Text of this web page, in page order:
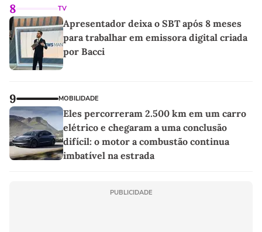
8 TV
Apresentador deixa o SBT após 8 meses
para trabalhar em emissora digital criada
por Bacci
9 MOBILIDADE
Eles percorreram 2.500 km em um carro
elétrico e chegaram a uma conclusão
difícil: o motor a combustão continua
imbatível na estrada
PUBLICIDADE